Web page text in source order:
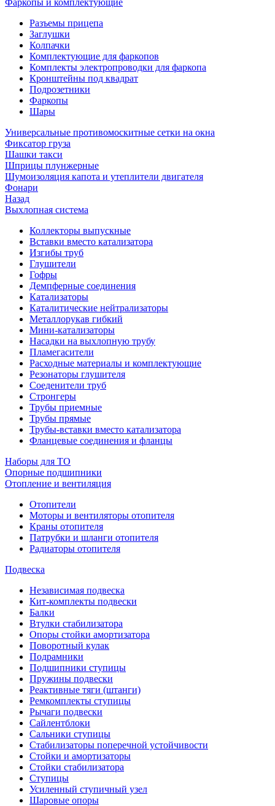
Фаркопы и комплектующие
Разъемы прицепа
Заглушки
Колпачки
Комплектующие для фаркопов
Комплекты электропроводки для фаркопа
Кронштейны под квадрат
Подрозетники
Фаркопы
Шары
Универсальные противомоскитные сетки на окна
Фиксатор груза
Шашки такси
Шприцы плунжерные
Шумоизоляция капота и утеплители двигателя
Фонари
Назад
Выхлопная система
Коллекторы выпускные
Вставки вместо катализатора
Изгибы труб
Глушители
Гофры
Демпферные соединения
Катализаторы
Каталитические нейтрализаторы
Металлорукав гибкий
Мини-катализаторы
Насадки на выхлопную трубу
Пламегасители
Расходные материалы и комплектующие
Резонаторы глушителя
Соеденители труб
Стронгеры
Трубы приемные
Трубы прямые
Трубы-вставки вместо катализатора
Фланцевые соединения и фланцы
Наборы для ТО
Опорные подшипники
Отопление и вентиляция
Отопители
Моторы и вентиляторы отопителя
Краны отопителя
Патрубки и шланги отопителя
Радиаторы отопителя
Подвеска
Независимая подвеска
Кит-комплекты подвески
Балки
Втулки стабилизатора
Опоры стойки амортизатора
Поворотный кулак
Подрамники
Подшипники ступицы
Пружины подвески
Реактивные тяги (штанги)
Ремкомплекты ступицы
Рычаги подвески
Сайлентблоки
Сальники ступицы
Стабилизаторы поперечной устойчивости
Стойки и амортизаторы
Стойки стабилизатора
Ступицы
Усиленный ступичный узел
Шаровые опоры